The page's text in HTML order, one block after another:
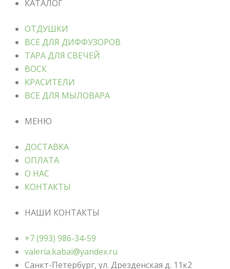
КАТАЛОГ
ОТДУШКИ
ВСЕ ДЛЯ ДИФФУЗОРОВ
ТАРА ДЛЯ СВЕЧЕЙ
ВОСК
КРАСИТЕЛИ
ВСЕ ДЛЯ МЫЛОВАРА
МЕНЮ
ДОСТАВКА
ОПЛАТА
О НАС
КОНТАКТЫ
НАШИ КОНТАКТЫ
+7 (993) 986-34-59
valeria.kabai@yandex.ru
Санкт-Петербург, ул. Дрезденская д. 11к2